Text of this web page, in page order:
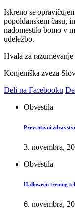
Iskreno se
popoldanskem času,
nadomestilo bomo v
udeležbo.
Hvala za razumevanje
Konjeniška zveza
Deli na Facebooku
Obvestila
Preventivni
3. novembra,
Obvestila
Halloween trening
6. novembra,